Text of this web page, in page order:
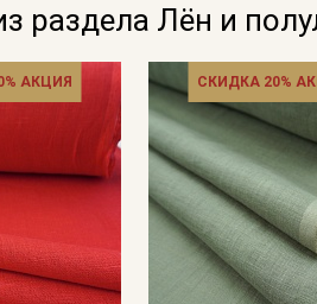
раздела Лён и
АКЦИЯ СКИДКА 20%